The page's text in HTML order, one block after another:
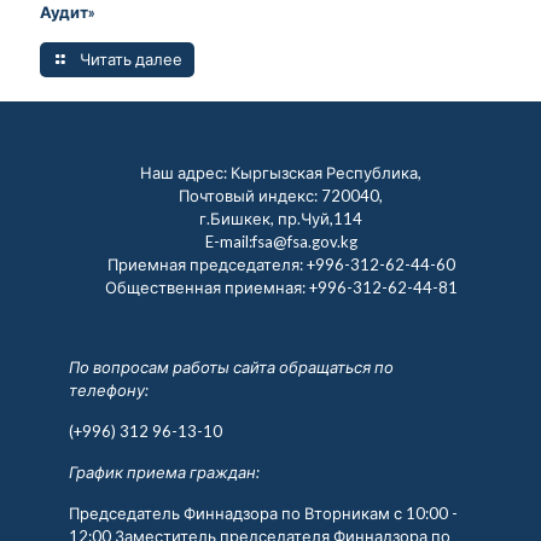
Аудит»
Читать далее
Наш адрес: Кыргызская Республика,
Почтовый индекс: 720040,
г.Бишкек, пр.Чуй,114
E-mail:fsa@fsa.gov.kg
Приемная председателя:+996-312-62-44-60
Общественная приемная:+996-312-62-44-81
По вопросам работы сайта обращаться по
телефону:
(+996) 312 96-13-10
График приема граждан:
Председатель Финнадзора по Вторникам с 10:00 -
12:00 Заместитель председателя Финнадзора по